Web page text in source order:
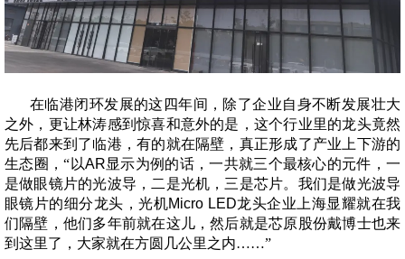
在临港闭环发展的这四年间，除了企业自身不断发展壮大
之外，更让林涛感到惊喜和意外的是，这个行业里的龙头竟然
先后都来到了临港，有的就在隔壁，真正形成了产业上下游的
生态圈，“以AR显示为例的话，一共就三个最核心的元件，一
是做眼镜片的光波导，二是光机，三是芯片。我们是做光波导
眼镜片的细分龙头，光机Micro LED龙头企业上海显耀就在我
们隔壁，他们多年前就在这儿，然后就是芯原股份戴博士也来
到这里了，大家就在方圆几公里之内……”